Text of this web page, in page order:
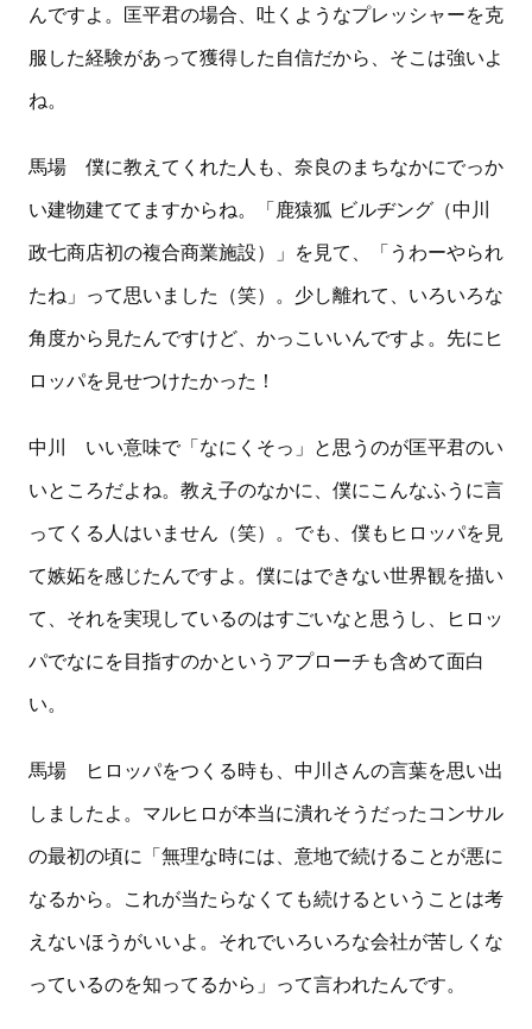
んですよ。匡平君の場合、吐くようなプレッシャーを克
服した経験があって獲得した自信だから、そこは強いよ
ね。
馬場 僕に教えてくれた人も、奈良のまちなかにでっか
い建物建ててますからね。「鹿猿狐 ビルヂング（中川
政七商店初の複合商業施設）」を見て、「うわーやられ
たね」って思いました（笑）。少し離れて、いろいろな
角度から見たんですけど、かっこいいんですよ。先にヒ
ロッパを見せつけたかった！
中川 いい意味で「なにくそっ」と思うのが匡平君のい
いところだよね。教え子のなかに、僕にこんなふうに言
ってくる人はいません（笑）。でも、僕もヒロッパを見
て嫉妬を感じたんですよ。僕にはできない世界観を描い
て、それを実現しているのはすごいなと思うし、ヒロッ
パでなにを目指すのかというアプローチも含めて面白
い。
馬場 ヒロッパをつくる時も、中川さんの言葉を思い出
しましたよ。マルヒロが本当に潰れそうだったコンサル
の最初の頃に「無理な時には、意地で続けることが悪に
なるから。これが当たらなくても続けるということは考
えないほうがいいよ。それでいろいろな会社が苦しくな
っているのを知ってるから」って言われたんです。